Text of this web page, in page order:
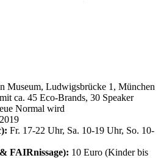
Museum, Ludwigsbrücke 1, München
ca. 45 Eco-Brands, 30 Speaker
Normal wird
Fr. 17-22 Uhr, Sa. 10-19 Uhr, So. 10-
FAIRnissage): 10 Euro (Kinder bis